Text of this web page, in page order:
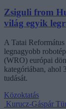
Zsiguli from
világ egyik
A Tatai
legnagyobb
(WRO) európai
kategóriában, ahol
tudását.
Közoktatás
Kurucz-Gáspár